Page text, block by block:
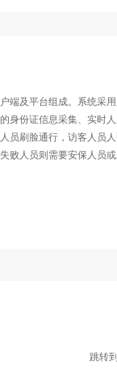
端及平台组成。系统采
身份证信息采集、实时
员刷脸通行，访客人员人
败人员则需要安保人员
跳转